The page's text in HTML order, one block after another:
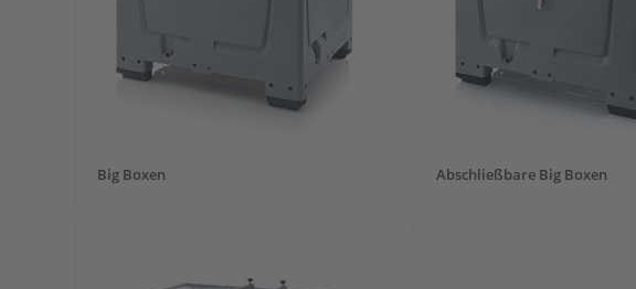
Big Boxen Abschließbare Big Boxen